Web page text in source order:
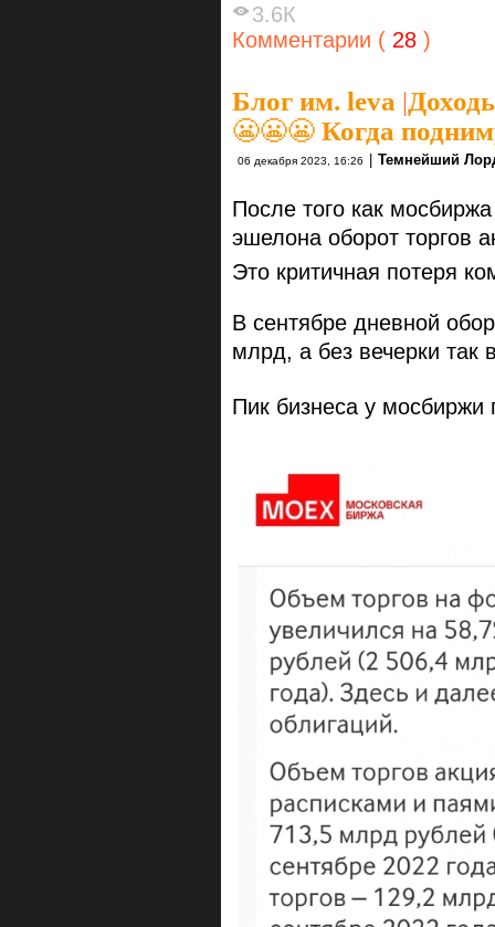
3.6К
Комментарии ( 28 )
Блог им. leva |
😬😬😬 Когда
06 декабря 2023, 16:26 | Темнейший
После того как
эшелона оборот торгов
Это критичная потеря
В сентябре дневной
млрд, а без вечерки так
Пик бизнеса у